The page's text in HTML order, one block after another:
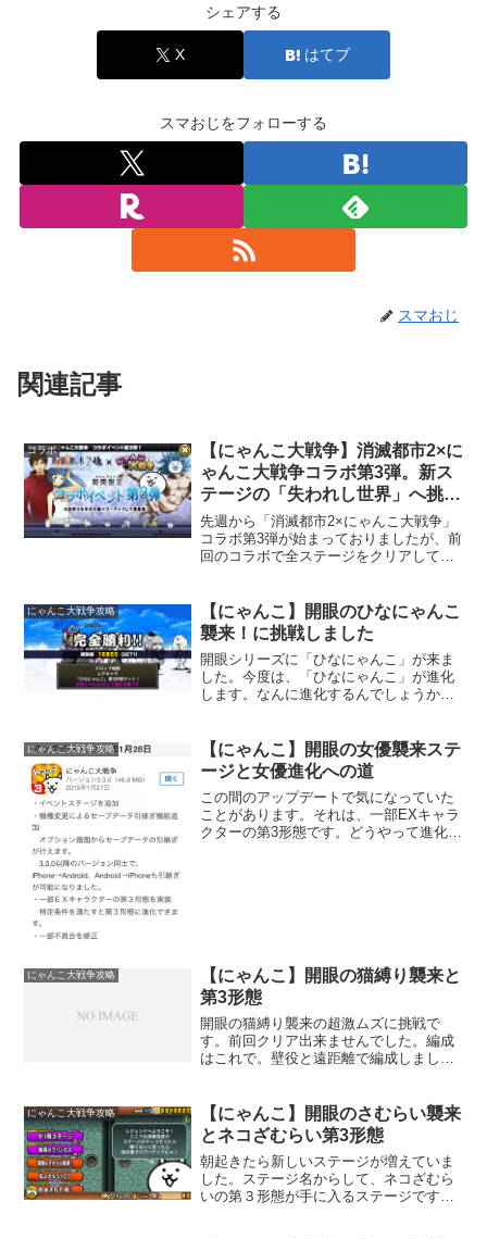
シェアする
X はてブ
スマおじをフォローする
スマおじ
関連記事
コラボ
【にゃんこ大戦争】消滅都市2×に
ゃんこ大戦争コラボ第3弾。新ス
テージの「失われし世界」へ挑
戦。
先週から「消滅都市2×にゃんこ大戦争」
コラボ第3弾が始まっておりましたが、前
回のコラボで全ステージをクリアしてい
です。しかし、今日からようやく新しい
ステージが登場してい...
にゃんこ大戦争攻略
【にゃんこ】開眼のひなにゃんこ
襲来！に挑戦しました
開眼シリーズに「ひなにゃんこ」が来ま
した。今度は、「ひなにゃんこ」が進化
します。なんに進化するんでしょうか。
りません。おお、何やらランプの精みた
いのが出てきました。「ひな...
にゃんこ大戦争攻略
【にゃんこ】開眼の女優襲来ステ
ージと女優進化への道
この間のアップデートで気になっていた
ことがあります。それは、一部EXキャラ
クターの第3形態です。どうやって進化す
にゃんこ大戦争攻略
【にゃんこ】開眼の猫縛り襲来と
第3形態
開眼の猫縛り襲来の超激ムズに挑戦で
す。前回クリア出来ませんでした。編成
はこれで。壁役と遠距離で編成しまし
自城付近まできたら壁とネコムートで攻
撃します。後は壁を切らさな...
にゃんこ大戦争攻略
【にゃんこ】開眼のさむらい襲来
とネコざむらい第3形態
朝起きたら新しいステージが増えていま
した。ステージ名からして、ネコざむら
いの第３形態が手に入るステージです